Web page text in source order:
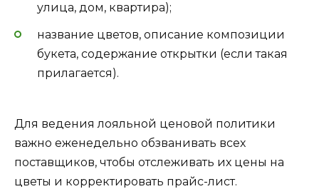
улица, дом, квартира);
название цветов, описание композиции
букета, содержание открытки (если такая
прилагается).
Для ведения лояльной ценовой политики
важно еженедельно обзванивать всех
поставщиков, чтобы отслеживать их цены на
цветы и корректировать прайс-лист.